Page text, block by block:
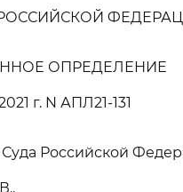
ОПРЕДЕЛЕНИЕ
г. N АПЛ21-131
Российской